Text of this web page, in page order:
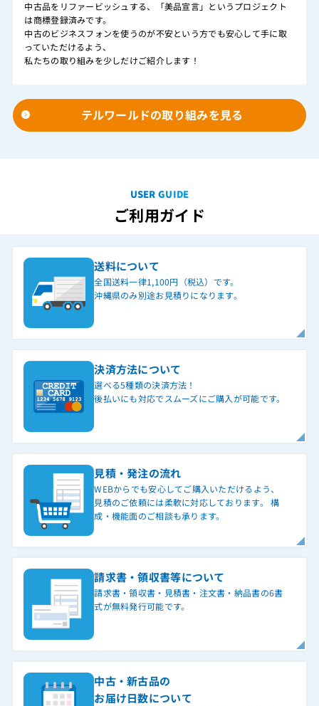
中古品をリファービッシュする、「美品宣言」というプロジェクト
は商標登録済みです。
中古のビジネスフォンを使うのが不安という方でも安心して手に取
っていただけるよう、
私たちの取り組みを少しだけご紹介します！
テルワールドの取り組みを見る
USER GUIDE
ご利用ガイド
送料について
全国送料一律1,100円（税込）です。
沖縄県のみ別途お見積りになります。
決済方法について
選べる5種類の決済方法！
後払いにも対応でスムーズにご購入が可能です。
見積・発注の流れ
WEBからでも安心してご購入いただけるよう、
見積のご依頼には柔軟に対応しております。 構
成・機能面のご相談も承ります。
請求書・領収書等について
請求書・領収書・見積書・注文書・納品書の6書
式が無料発行可能です。
中古・新古品の
お届け日数について